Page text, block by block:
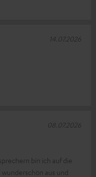
14.07.2026
bin ich auf die
aus und
08.07.2026